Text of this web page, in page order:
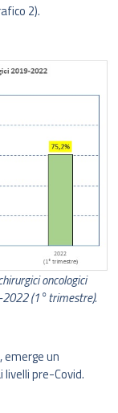
2).
oncologici
(1° trimestre).
un
pre-Covid.